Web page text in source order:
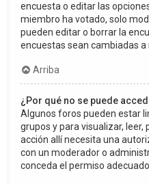
encuesta o editar las
miembro ha votado, solo
pueden editar o borrar la
encuestas sean cambiadas a
Arriba
¿Por qué no se puede
Algunos foros pueden estar
grupos y para visualizar, leer,
acción allí necesita una
con un moderador o
conceda el permiso adecuado.